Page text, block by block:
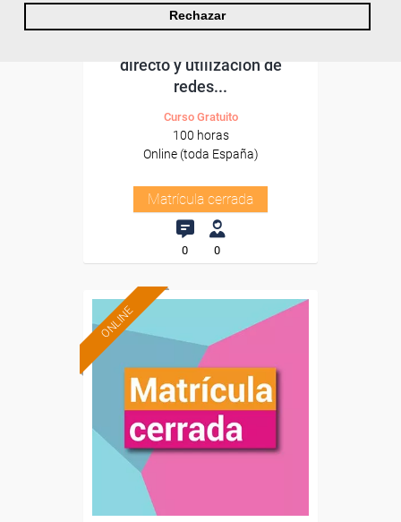
Rechazar
Cursos Femxa
directo y utilización de
redes...
Curso Gratuito
100 horas
Online (toda España)
Matrícula cerrada
0 0
ONLINE